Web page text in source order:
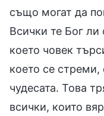
също могат да
Всички те Бог ли
което човек
което се стреми,
чудесата. Това
всички, които